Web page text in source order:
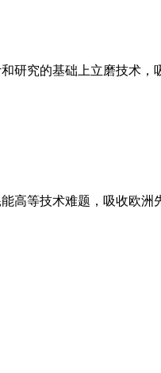
研究的基础上立磨技术
高等技术难题，吸收欧